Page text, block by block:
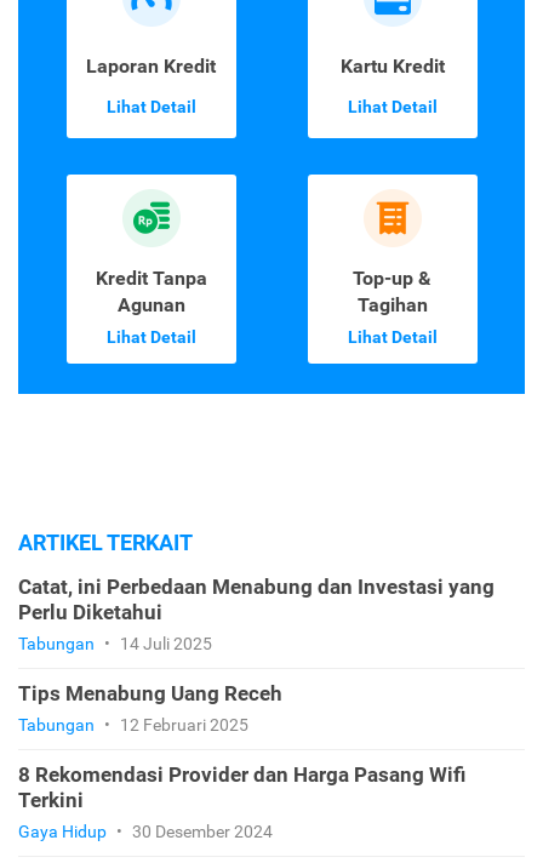
Laporan Kredit
Lihat Detail
Kartu Kredit
Lihat Detail
Kredit Tanpa
Agunan
Lihat Detail
Top-up &
Tagihan
Lihat Detail
ARTIKEL TERKAIT
Catat, ini Perbedaan Menabung dan Investasi yang
Perlu Diketahui
Tabungan • 14 Juli 2025
Tips Menabung Uang Receh
Tabungan • 12 Februari 2025
8 Rekomendasi Provider dan Harga Pasang Wifi
Terkini
Gaya Hidup • 30 Desember 2024